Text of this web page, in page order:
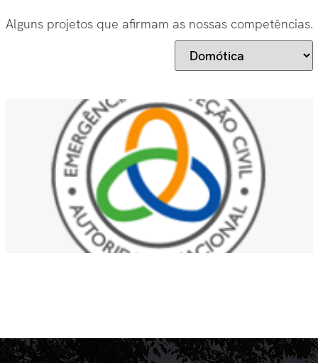
Alguns projetos que afirmam as nossas competências.